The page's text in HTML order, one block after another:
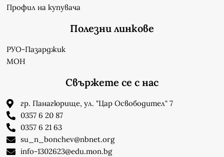
Профил на купувача
Полезни линкове
РУО-Пазарджик
МОН
Свържете се с нас
гр. Панагюрище, ул. "Цар Освободител" 7
0357 6 20 87
0357 6 21 63
su_n_bonchev@nbnet.org
info-1302623@edu.mon.bg